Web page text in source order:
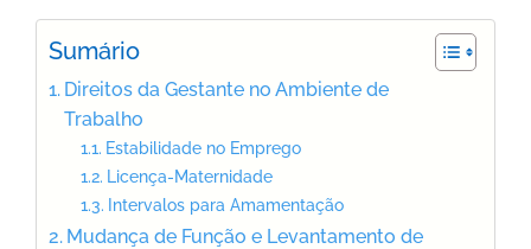
Sumário
Direitos da Gestante no Ambiente de
Trabalho
Estabilidade no Emprego
Licença-Maternidade
Intervalos para Amamentação
Mudança de Função e Levantamento de